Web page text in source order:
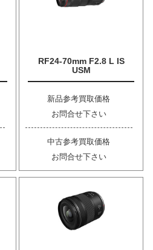
RF24-70mm F2.8 L IS
USM
新品参考買取価格
お問合せ下さい
中古参考買取価格
お問合せ下さい